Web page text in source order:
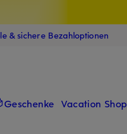
& sichere Bezahloptionen
Geschenke Vacation Shop